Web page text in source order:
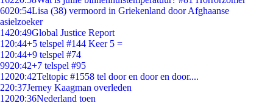
6020:54Lisa (38) vermoord in Griekenland door Afghaanse
asielzoeker
1420:49Global Justice Report
1 20:44+5 telspel #144 Keer 5 =
1 20:44+9 telspel #74
9920:42+7 telspel #95
12020:42Teltopic #1558 tel door en door en door....
220:37Jerney Kaagman overleden
12020:36Nederland toen